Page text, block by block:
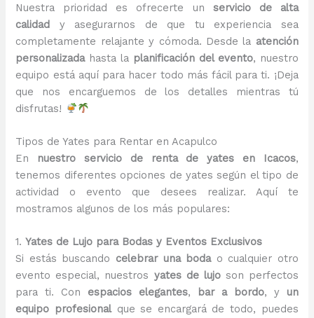
Nuestra prioridad es ofrecerte un servicio de alta
calidad y asegurarnos de que tu experiencia sea
completamente relajante y cómoda. Desde la atención
personalizadahasta la planificación del evento, nuestro
equipo está aquí para hacer todo más fácil para ti. ¡Deja
que nos encarguemos de los detalles mientras tú
disfrutas!
Tipos de Yates para Rentar en Acapulco
En nuestro servicio de renta de yates en Icacos,
tenemos diferentes opciones de yates según el tipo de
actividad o evento que desees realizar. Aquí te
mostramos algunos de los más populares:
1.Yates de Lujo para Bodas y Eventos Exclusivos
Si estás buscando celebrar una bodao cualquier otro
evento especial, nuestros yates de lujoson perfectos
para ti. Con espacios elegantes, bar a bordo, y un
equipo profesionalque se encargará de todo, puedes